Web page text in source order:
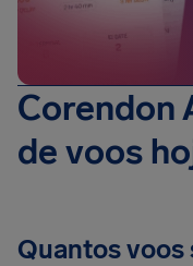
Corendon
de voos
Quantos voos